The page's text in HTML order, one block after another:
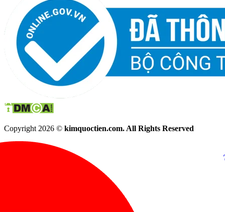
Copyright 2026 © kimquoctien.com. All Rights Reserved
(8h00 - 21h30)
(8h00 -